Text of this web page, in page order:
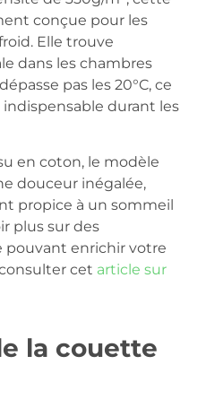
conçue pour les
Elle trouve
dans les chambres
pas les 20°C, ce
durant les
en coton, le modèle
douceur inégalée,
propice à un sommeil
plus sur des
pouvant enrichir votre
cet article sur
la couette